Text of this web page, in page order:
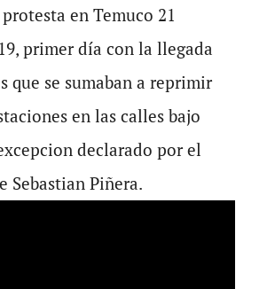
en Temuco 21
primer día con la llegada
que se sumaban a reprimir
en las calles bajo
declarado por el
Sebastian Piñera.